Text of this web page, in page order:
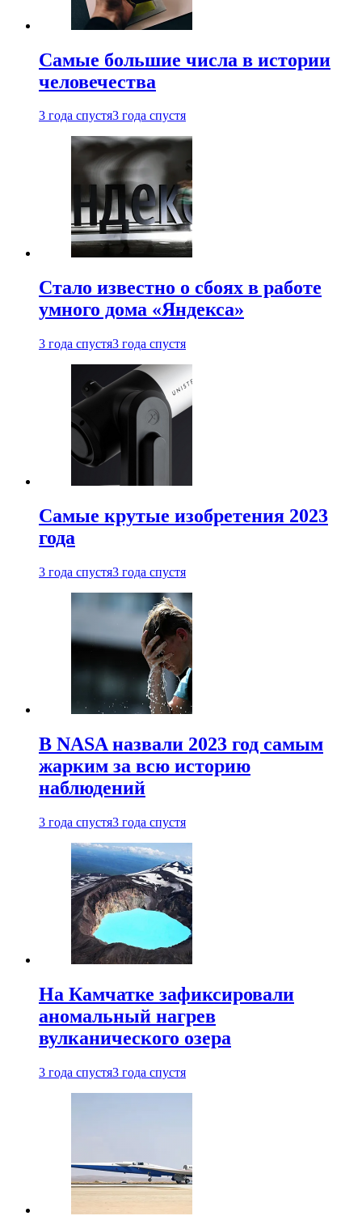
Самые большие числа в истории
человечества
3 года спустя3 года спустя
Стало известно о сбоях в работе
умного дома «Яндекса»
3 года спустя3 года спустя
Самые крутые изобретения 2023
года
3 года спустя3 года спустя
В NASA назвали 2023 год самым
жарким за всю историю
наблюдений
3 года спустя3 года спустя
На Камчатке зафиксировали
аномальный нагрев
вулканического озера
3 года спустя3 года спустя